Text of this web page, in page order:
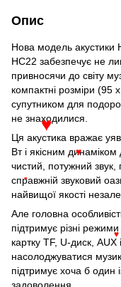
Опис
Нова модель акустики
HC22 забезпечує не
привносячи до світу
компактні розміри (95
супутником для
не знаходилися.
Ця акустика вражає
Вт і якісним
чистий, потужний
справжній звуковий
найвищої якості
Але головна
підтримує різні
картку TF, U-диск,
насолоджуватися
підтримує хоча б один
задоволення.
♥
♥
♥